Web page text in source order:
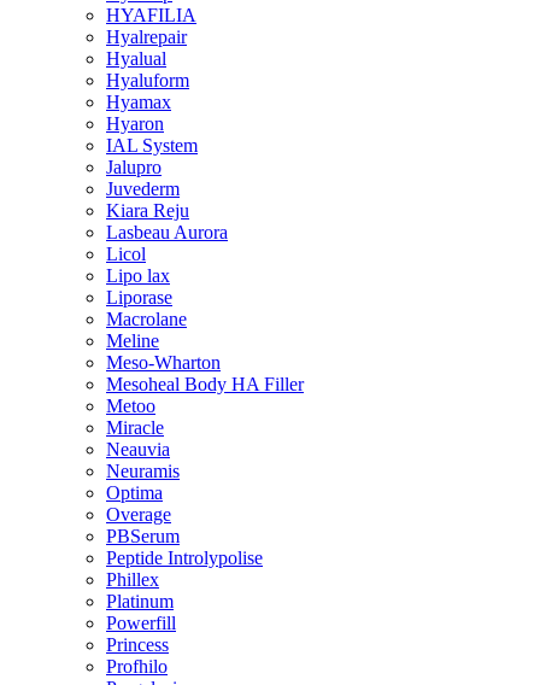
HYAFILIA
Hyalrepair
Hyalual
Hyaluform
Hyamax
Hyaron
IAL System
Jalupro
Juvederm
Kiara Reju
Lasbeau Aurora
Licol
Lipo lax
Liporase
Macrolane
Meline
Meso-Wharton
Mesoheal Body HA Filler
Metoo
Miracle
Neauvia
Neuramis
Optima
Overage
PBSerum
Peptide Introlypolise
Phillex
Platinum
Powerfill
Princess
Profhilo